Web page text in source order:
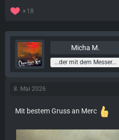
18
Micha M.
...der mit dem Messer...
8. Mai 2026
Mit bestem Gruss an Merc